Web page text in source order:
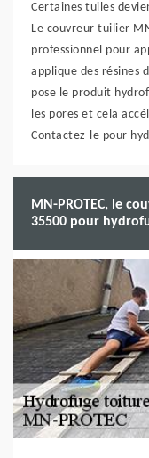
Certaines tuiles
Le couvreur tuilier
professionnel pour
applique des résines
pose le produit
les pores et cela
Contactez-le pour
MN-PROTEC, le
35500 pour